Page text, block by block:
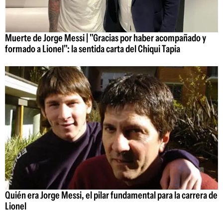
Muerte de Jorge Messi | "Gracias por haber acompañado y
formado a Lionel": la sentida carta del Chiqui Tapia
Quién era Jorge Messi, el pilar fundamental para la carrera de
Lionel